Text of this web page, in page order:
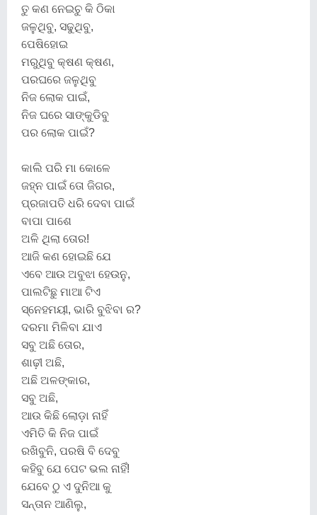
ତୁ କଣ ନେଇଚୁ କି ଠିକା
ଜଳୁଥିବୁ, ସଢୁଥିବୁ,
ପେଷିହୋଇ
ମରୁଥିବୁ କ୍ଷଣ କ୍ଷଣ,
ପରଘରେ ଜଳୁଥିବୁ
ନିଜ ଲୋକ ପାଇଁ,
ନିଜ ଘରେ ସାଙ୍କୁଡିବୁ
ପର ଲୋକ ପାଇଁ?
କାଲି ପରି ମା କୋଳେ
ଜହ୍ନ ପାଇଁ ତୋ ଜିଗର,
ପ୍ରଜାପତି ଧରି ଦେବା ପାଇଁ
ବାପା ପାଶେ
ଅଳି ଥିଲା ତୋର!
ଆଜି କଣ ହୋଇଛି ଯେ
ଏବେ ଆଉ ଅବୁଝା ହେଉନୁ,
ପାଲଟିଛୁ ମାଆ ଟିଏ
ସ୍ନେହମୟୀ, ଭାରି ବୁଝିବା ର?
ଦରମା ମିଳିବା ଯାଏ
ସବୁ ଅଛି ତୋର,
ଶାଢ଼ୀ ଅଛି,
ଅଛି ଅଳଙ୍କାର,
ସବୁ ଅଛି,
ଆଉ କିଛି ଲୋଡ଼ା ନାହିଁ
ଏମିତି କି ନିଜ ପାଇଁ
ରଖିବୁନି, ପରଷି ବି ଦେବୁ
କହିବୁ ଯେ ପେଟ ଭଲ ନାହିଁ!
ଯେବେ ଠୁ ଏ ଦୁନିଆ କୁ
ସନ୍ତାନ ଆଣିଲୁ,